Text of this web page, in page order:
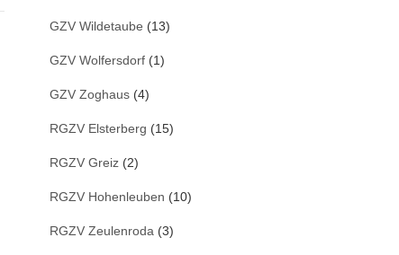
GZV Wildetaube (13)
GZV Wolfersdorf (1)
GZV Zoghaus (4)
RGZV Elsterberg (15)
RGZV Greiz (2)
RGZV Hohenleuben (10)
RGZV Zeulenroda (3)